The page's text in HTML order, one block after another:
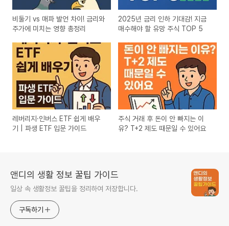
비둘기 vs 매파 발언 차이! 금리와
주가에 미치는 영향 총정리
2025년 금리 인하 기대감! 지금
매수해야 할 유망 주식 TOP 5
레버리지·인버스 ETF 쉽게 배우
기 | 파생 ETF 입문 가이드
주식 거래 후 돈이 안 빠지는 이
유? T+2 제도 때문일 수 있어요
앤디의 생활 정보 꿀팁 가이드
일상 속 생활정보 꿀팁을 정리하여 저장합니다.
구독하기